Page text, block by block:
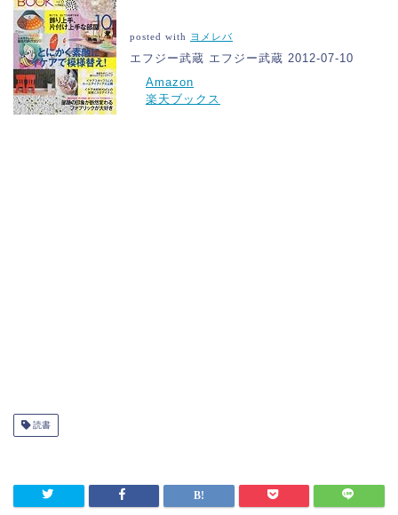
posted with ヨメレバ
エフジー武蔵 エフジー武蔵 2012-07-10
Amazon
楽天ブックス
読書